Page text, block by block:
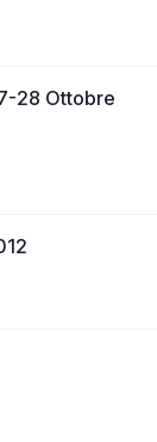
28 Ottobre